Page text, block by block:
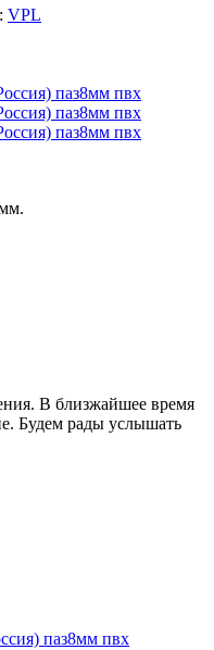
VPL
В близжайшее время
Будем рады услышать
паз8мм пвх